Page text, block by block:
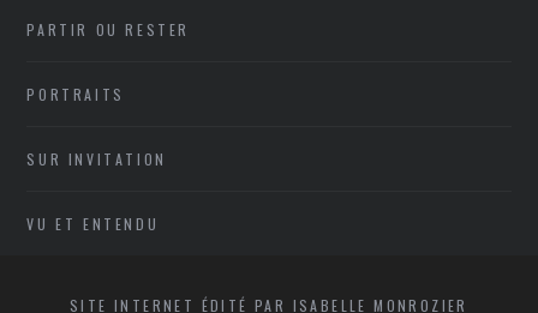
PARTIR OU RESTER
PORTRAITS
SUR INVITATION
VU ET ENTENDU
SITE INTERNET ÉDITÉ PAR ISABELLE MONROZIER